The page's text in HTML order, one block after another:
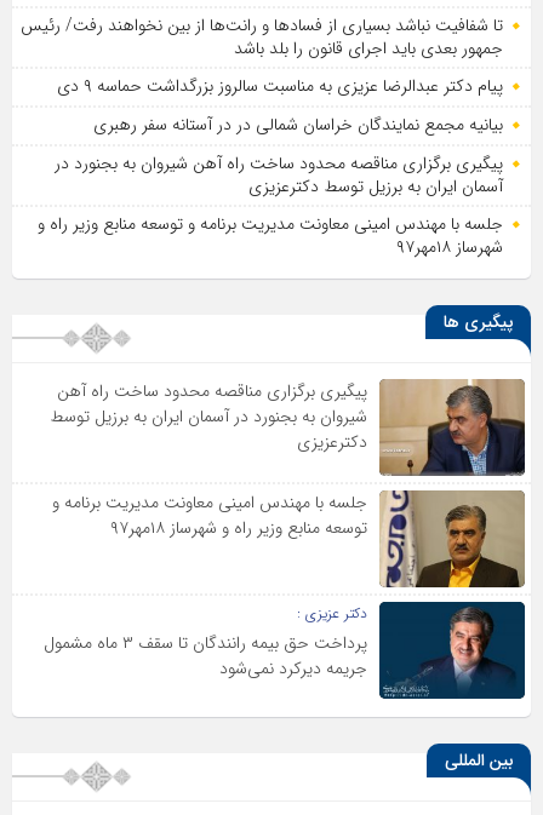
تا شفافیت نباشد بسیاری از فساد‌ها و رانت‌ها از بین نخواهند رفت/ رئیس
جمهور بعدی باید اجرای قانون را بلد باشد
پیام دکتر عبدالرضا عزیزی به مناسبت سالروز بزرگداشت حماسه ۹ دی
بیانیه مجمع نمایندگان خراسان شمالی در در آستانه سفر رهبری
پیگیری برگزاری مناقصه محدود ساخت راه آهن شیروان به بجنورد در
آسمان ایران به برزیل توسط دکترعزیزی
جلسه با مهندس امینی معاونت مدیریت برنامه و توسعه منابع وزیر راه و
شهرساز ۱۸مهر۹۷
پیگیری ها
پیگیری برگزاری مناقصه محدود ساخت راه آهن
شیروان به بجنورد در آسمان ایران به برزیل توسط
دکترعزیزی
جلسه با مهندس امینی معاونت مدیریت برنامه و
توسعه منابع وزیر راه و شهرساز ۱۸مهر۹۷
دکتر عزیزی :
پرداخت حق بیمه رانندگان تا سقف ۳ ماه مشمول
جریمه دیرکرد نمی‌شود
بین المللی